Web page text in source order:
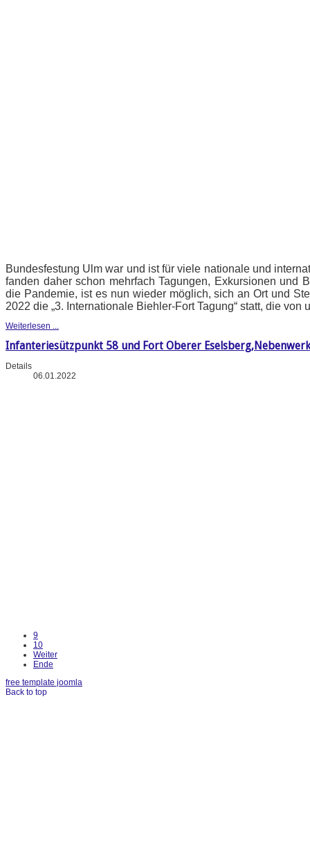
Bundesfestung Ulm war und ist für viele nationale und
fanden daher schon mehrfach Tagungen, Exkursionen und
die Pandemie, ist es nun wieder möglich, sich an Ort und
2022 die „3. Internationale Biehler-Fort Tagung“ statt, die von
Weiterlesen ...
Infanteriesützpunkt 58 und Fort Oberer
Details
06.01.2022
9
10
Weiter
Ende
free template joomla
Back to top